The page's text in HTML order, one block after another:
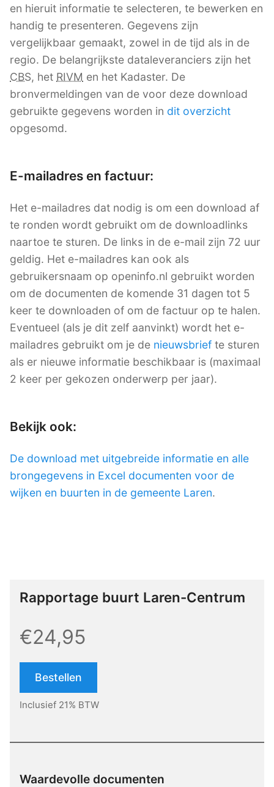
en hieruit informatie te selecteren, te bewerken en
handig te presenteren. Gegevens zijn
vergelijkbaar gemaakt, zowel in de tijd als in de
regio. De belangrijkste dataleveranciers zijn het
CBS, het RIVM en het Kadaster. De
bronvermeldingen van de voor deze download
gebruikte gegevens worden in dit overzicht
opgesomd.
E-mailadres en factuur:
Het e-mailadres dat nodig is om een download af
te ronden wordt gebruikt om de downloadlinks
naartoe te sturen. De links in de e-mail zijn 72 uur
geldig. Het e-mailadres kan ook als
gebruikersnaam op openinfo.nl gebruikt worden
om de documenten de komende 31 dagen tot 5
keer te downloaden of om de factuur op te halen.
Eventueel (als je dit zelf aanvinkt) wordt het e-
mailadres gebruikt om je de nieuwsbrief te sturen
als er nieuwe informatie beschikbaar is (maximaal
2 keer per gekozen onderwerp per jaar).
Bekijk ook:
De download met uitgebreide informatie en alle
brongegevens in Excel documenten voor de
wijken en buurten in de gemeente Laren.
Rapportage buurt Laren-Centrum
€24,95
Bestellen
Inclusief 21% BTW
Waardevolle documenten